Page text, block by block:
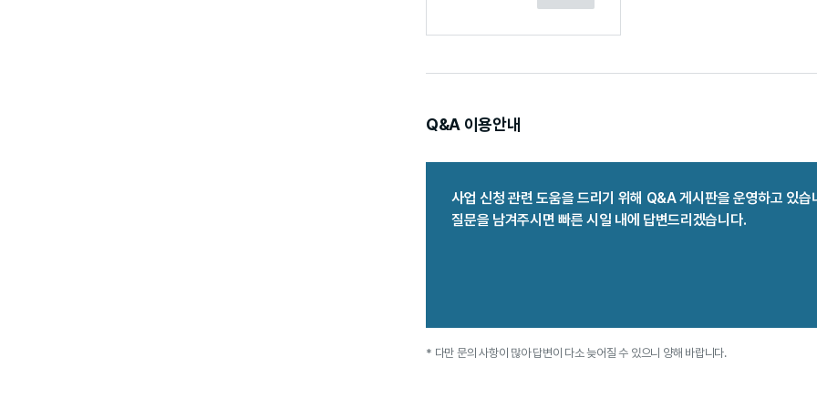
Q&A 이용안내
사업 신청 관련 도움을 드리기 위해 Q&A 게시판을 운영하고 있습
질문을 남겨주시면 빠른 시일 내에 답변드리겠습니다.
* 다만 문의 사항이 많아 답변이 다소 늦어질 수 있으니 양해 바랍니다.